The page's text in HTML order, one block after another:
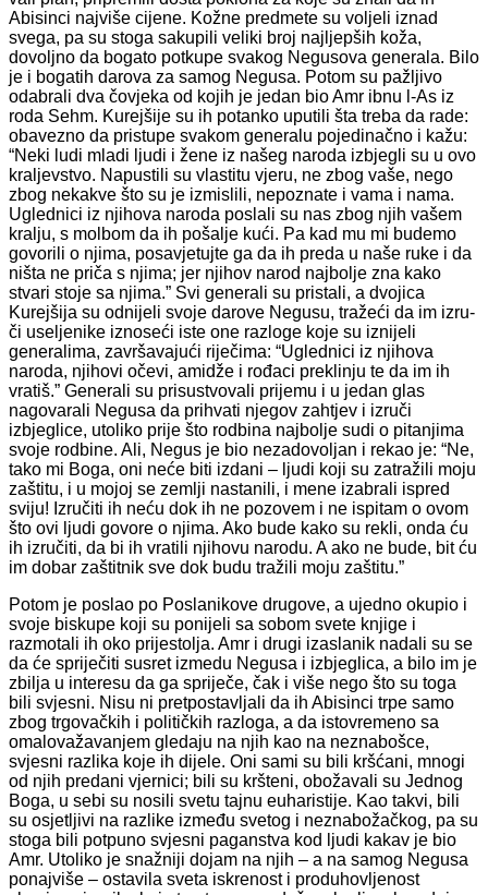
Abisinci najviše cijene. Kožne predmete su voljeli iznad
svega, pa su stoga sakupili ve­liki broj najljepših koža,
dovoljno da bogato potkupe svakog Negusova generala. Bilo
je i bogatih darova za samog Negusa. Potom su pažljivo
odabrali dva čovjeka od kojih je jedan bio Amr ibnu l-As iz
roda Sehm. Kurejšije su ih potanko uputili šta treba da rade:
obavezno da pristupe svakom generalu pojedinačno i kažu:
“Neki ludi mladi ljudi i žene iz na­šeg naroda izbjegli su u ovo
kraljevstvo. Napustili su vlastitu vjeru, ne zbog vaše, nego
zbog nekakve što su je izmislili, nepoznate i vama i na­ma.
Uglednici iz njihova naroda poslali su nas zbog njih vašem
kralju, s molbom da ih pošalje kući. Pa kad mu mi budemo
govorili o njima, po­savjetujte ga da ih preda u naše ruke i da
ništa ne priča s njima; jer nji­hov narod najbolje zna kako
stvari stoje sa njima.” Svi generali su prista­li, a dvojica
Kurejšija su odnijeli svoje darove Negusu, tražeći da im izru­
či useljenike iznoseći iste one razloge koje su iznijeli
generalima, završa­vajući riječima: “Uglednici iz njihova
naroda, njihovi očevi, amidže i ro­đaci preklinju te da im ih
vratiš.” Generali su prisustvovali prijemu i u jedan glas
nagovarali Negusa da prihvati njegov zahtjev i izruči
izbjeglice, utoliko prije što rodbina najbolje sudi o pitanjima
svoje rodbine. Ali, Ne­gus je bio nezadovoljan i rekao je: “Ne,
tako mi Boga, oni neće biti izda­ni – ljudi koji su zatražili moju
zaštitu, i u mojoj se zemlji nastanili, i me­ne izabrali ispred
sviju! Izručiti ih neću dok ih ne pozovem i ne ispitam o ovom
što ovi ljudi govore o njima. Ako bude kako su rekli, onda ću
ih izručiti, da bi ih vratili njihovu narodu. A ako ne bude, bit ću
im dobar zaštitnik sve dok budu tražili moju zaštitu.”
Potom je poslao po Poslanikove drugove, a ujedno okupio i
svoje biskupe koji su ponijeli sa sobom svete knjige i
razmotali ih oko prijes­tolja. Amr i drugi izaslanik nadali su se
da će spriječiti susret izmedu Negusa i izbjeglica, a bilo im je
zbilja u interesu da ga spriječe, čak i vi­še nego što su toga
bili svjesni. Nisu ni pretpostavljali da ih Abisinci trpe samo
zbog trgovačkih i političkih razloga, a da istovremeno sa
omalo­važavanjem gledaju na njih kao na neznabošce,
svjesni razlika koje ih dijele. Oni sami su bili kršćani, mnogi
od njih predani vjernici; bili su kršteni, obožavali su Jednog
Boga, u sebi su nosili svetu tajnu euharis­tije. Kao takvi, bili
su osjetljivi na razlike između svetog i neznaboža­čkog, pa su
stoga bili potpuno svjesni paganstva kod ljudi kakav je bio
Amr. Utoliko je snažniji dojam na njih – a na samog Negusa
ponajviše – ­ostavila sveta iskrenost i produhovljenost